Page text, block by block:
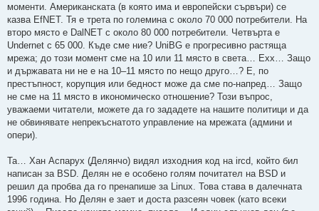
моменти. Американската (в която има и европейски сървъри) се
казва EfNET. Тя е трета по големина с около 70 000 потребители. На
второ място е DalNET с около 80 000 потребители. Четвърта е
Undernet с 65 000. Къде сме ние? UniBG е прогресивно растяща
мрежа; до този момент сме на 10 или 11 място в света… Ехх… Защо
и държавата ни не е на 10–11 място по нещо друго…? Е, по
престъпност, корупция или бедност може да сме по-напред… Защо
не сме на 11 място в икономическо отношение? Този въпрос,
уважаеми читатели, можете да го зададете на нашите политици и да
не обвинявате непрекъснатото управление на мрежата (админи и
опери).
Та… Хан Аспарух (Делянчо) видял изходния код на ircd, който бил
написан за BSD. Делян не е особено голям почитател на BSD и
решил да пробва да го пренапише за Linux. Това става в далечната
1996 година. Но Делян е зает и доста разсеян човек (като всеки